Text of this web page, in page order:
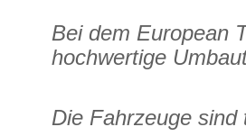
Bei dem European
hochwertige
Die Fahrzeuge